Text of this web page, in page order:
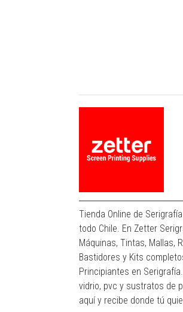
Tienda Online de
todo Chile. En Zetter
Máquinas, Tintas, Mallas,
Bastidores y Kits
Principiantes en
vidrio, pvc y sustratos de
aquí y recibe donde tú